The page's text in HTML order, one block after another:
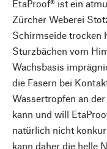
EtaProof® ist ein
Zürcher Weberei
Schirmseide trocken
Sturzbächen vom
Wachsbasis
die Fasern bei
Wassertropfen an
kann und will
natürlich nicht
kann daher die helle